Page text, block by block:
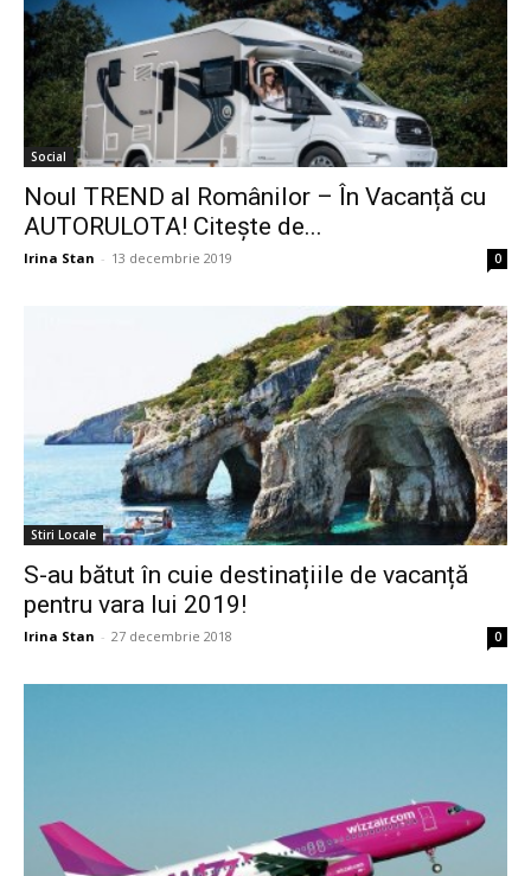
Social
Noul TREND al Românilor – În Vacanță cu
AUTORULOTA! Citește de...
Irina Stan - 13 decembrie 2019 0
Stiri Locale
S-au bătut în cuie destinațiile de vacanță
pentru vara lui 2019!
Irina Stan - 27 decembrie 2018 0